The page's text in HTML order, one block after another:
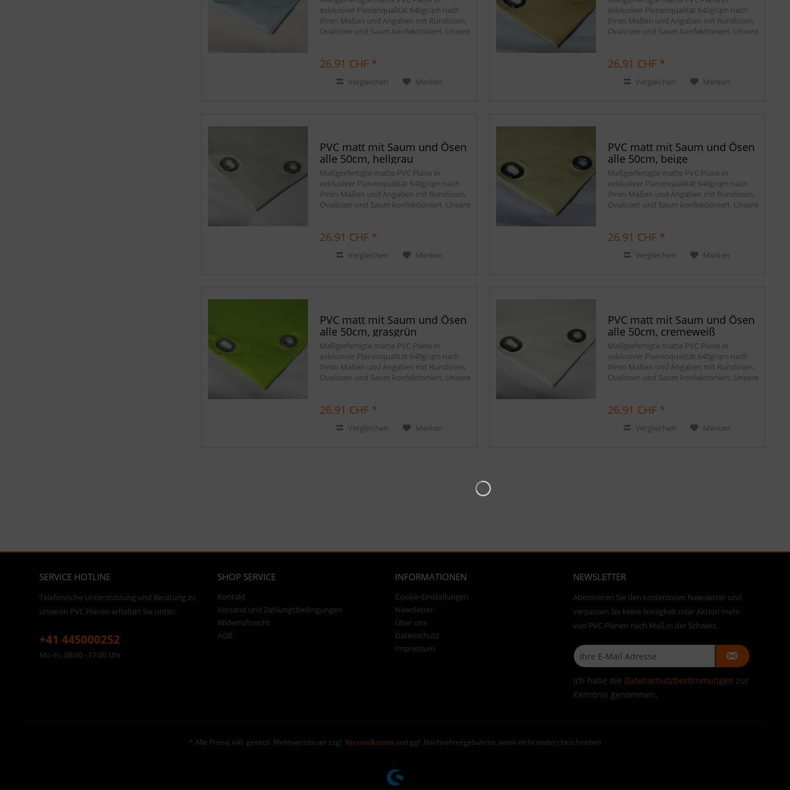
exklusiver Planenqualität 640g/qm nach
Ihren Maßen und Angaben mit Rundösen,
Ovalösen und Saum konfektioniert. Unsere
Saum in der...
26.91 CHF *
Vergleichen Merken
exklusiver Planenqualität 640g/qm nach
Ihren Maßen und Angaben mit Rundösen,
Ovalösen und Saum konfektioniert. Unsere
Saum in der...
26.91 CHF *
Vergleichen Merken
PVC matt mit Saum und Ösen
alle 50cm, hellgrau
Maßgerfertigte matte PVC Plane in
exklusiver Planenqualität 640g/qm nach
Ihren Maßen und Angaben mit Rundösen,
Ovalösen und Saum konfektioniert. Unsere
Saum in der...
26.91 CHF *
Vergleichen Merken
PVC matt mit Saum und Ösen
alle 50cm, beige
Maßgerfertigte matte PVC Plane in
exklusiver Planenqualität 640g/qm nach
Ihren Maßen und Angaben mit Rundösen,
Ovalösen und Saum konfektioniert. Unsere
Saum in der...
26.91 CHF *
Vergleichen Merken
PVC matt mit Saum und Ösen
alle 50cm, grasgrün
Maßgerfertigte matte PVC Plane in
exklusiver Planenqualität 640g/qm nach
Ihren Maßen und Angaben mit Rundösen,
Ovalösen und Saum konfektioniert. Unsere
Saum in der...
26.91 CHF *
Vergleichen Merken
PVC matt mit Saum und Ösen
alle 50cm, cremeweiß
Maßgerfertigte matte PVC Plane in
exklusiver Planenqualität 640g/qm nach
Ihren Maßen und Angaben mit Rundösen,
Ovalösen und Saum konfektioniert. Unsere
Saum in der...
26.91 CHF *
Vergleichen Merken
SERVICE HOTLINE
Telefonische Unterstützung und Beratung zu
unseren PVC Planen erhalten Sie unter:
+41 445000252
Mo-Fr, 08:00 - 17:00 Uhr
SHOP SERVICE
Kontakt
Versand und Zahlungsbedingungen
Widerrufsrecht
AGB
INFORMATIONEN
Cookie-Einstellungen
Newsletter
Über uns
Datenschutz
Impressum
NEWSLETTER
Abonnieren Sie den kostenlosen Newsletter und
verpassen Sie keine Neuigkeit oder Aktion mehr
von PVC Planen nach Maß in der Schweiz.
Ich habe die Datenschutzbestimmungen zur
Kenntnis genommen.
* Alle Preise inkl. gesetzl. Mehrwertsteuer zzgl. Versandkostenund ggf. Nachnahmegebühren, wenn nicht anders beschrieben